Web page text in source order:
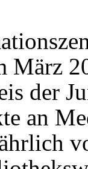
März
der
an